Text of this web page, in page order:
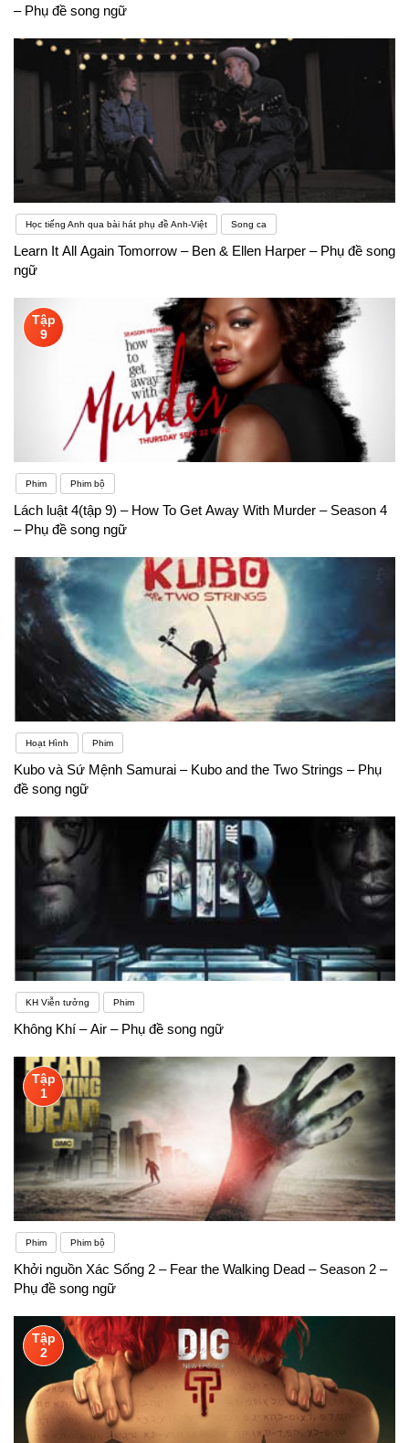
– Phụ đề song ngữ
Học tiếng Anh qua bài hát phụ đề Anh-Việt Song ca
Learn It All Again Tomorrow – Ben & Ellen Harper – Phụ đề song
ngữ
Tập
9
Phim Phim bộ
Lách luật 4(tập 9) – How To Get Away With Murder – Season 4
– Phụ đề song ngữ
Hoạt Hình Phim
Kubo và Sứ Mệnh Samurai – Kubo and the Two Strings – Phụ
đề song ngữ
KH Viễn tưởng Phim
Không Khí – Air – Phụ đề song ngữ
Tập
1
Phim Phim bộ
Khởi nguồn Xác Sống 2 – Fear the Walking Dead – Season 2 –
Phụ đề song ngữ
Tập
2